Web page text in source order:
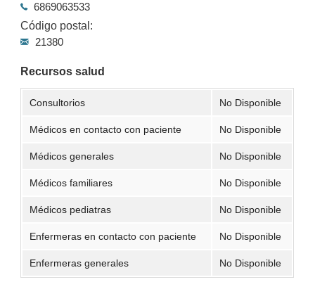
6869063533
Código postal:
21380
Recursos salud
Consultorios No Disponible
Médicos en contacto con paciente No Disponible
Médicos generales No Disponible
Médicos familiares No Disponible
Médicos pediatras No Disponible
Enfermeras en contacto con paciente No Disponible
Enfermeras generales No Disponible